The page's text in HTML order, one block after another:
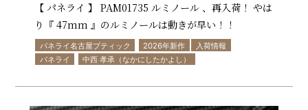
【 パネライ 】 PAM01735 ルミノール 、再入荷！ やは
り『 47mm 』のルミノールは動きが早い！！
パネライ名古屋ブティック 2026年新作
入荷情報
パネライ
中西 孝承（なかにしたかよし）